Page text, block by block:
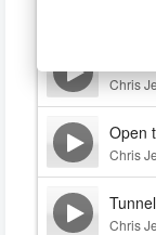
Chris
Open
Chris
Tunnel
Chris